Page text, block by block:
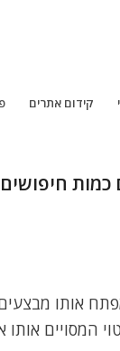
קידום אתרים
כמות
אותו
המסויים